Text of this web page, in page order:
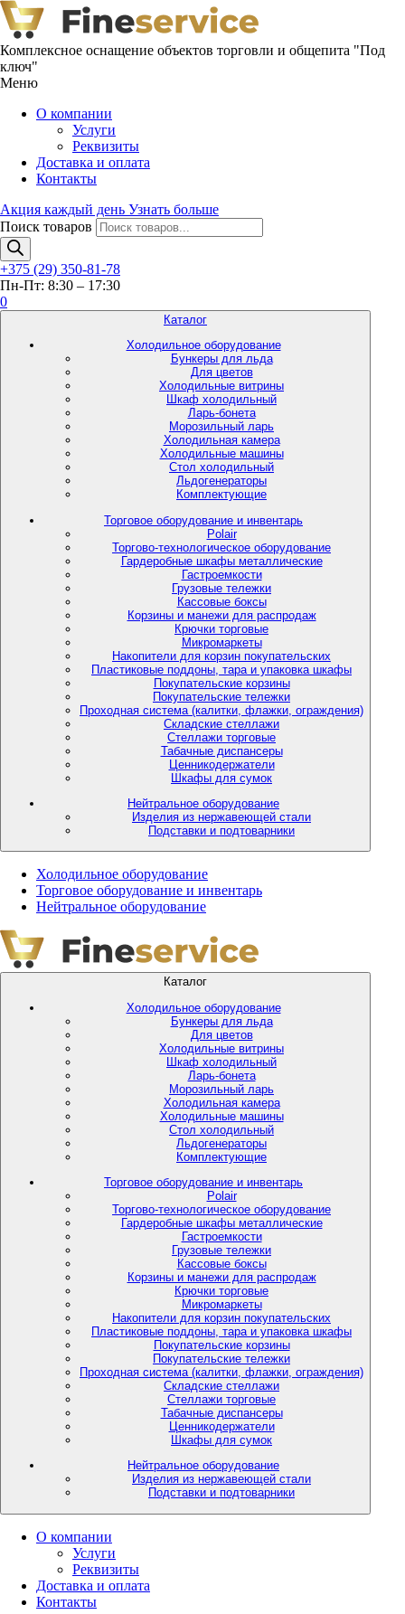
Комплексное оснащение объектов торговли и общепита "Под
ключ"
Меню
О компании
Услуги
Реквизиты
Доставка и оплата
Контакты
Акция каждый день Узнать больше
Поиск товаров
+375 (29) 350-81-78
Пн-Пт: 8:30 – 17:30
0
Каталог
Холодильное оборудование
Бункеры для льда
Для цветов
Холодильные витрины
Шкаф холодильный
Ларь-бонета
Морозильный ларь
Холодильная камера
Холодильные машины
Стол холодильный
Льдогенераторы
Комплектующие
Торговое оборудование и инвентарь
Polair
Торгово-технологическое оборудование
Гардеробные шкафы металлические
Гастроемкости
Грузовые тележки
Кассовые боксы
Корзины и манежи для распродаж
Крючки торговые
Микромаркеты
Накопители для корзин покупательских
Пластиковые поддоны, тара и упаковка шкафы
Покупательские корзины
Покупательские тележки
Проходная система (калитки, флажки, ограждения)
Складские стеллажи
Стеллажи торговые
Табачные диспансеры
Ценникодержатели
Шкафы для сумок
Нейтральное оборудование
Изделия из нержавеющей стали
Подставки и подтоварники
Холодильное оборудование
Торговое оборудование и инвентарь
Нейтральное оборудование
Каталог
Холодильное оборудование
Бункеры для льда
Для цветов
Холодильные витрины
Шкаф холодильный
Ларь-бонета
Морозильный ларь
Холодильная камера
Холодильные машины
Стол холодильный
Льдогенераторы
Комплектующие
Торговое оборудование и инвентарь
Polair
Торгово-технологическое оборудование
Гардеробные шкафы металлические
Гастроемкости
Грузовые тележки
Кассовые боксы
Корзины и манежи для распродаж
Крючки торговые
Микромаркеты
Накопители для корзин покупательских
Пластиковые поддоны, тара и упаковка шкафы
Покупательские корзины
Покупательские тележки
Проходная система (калитки, флажки, ограждения)
Складские стеллажи
Стеллажи торговые
Табачные диспансеры
Ценникодержатели
Шкафы для сумок
Нейтральное оборудование
Изделия из нержавеющей стали
Подставки и подтоварники
О компании
Услуги
Реквизиты
Доставка и оплата
Контакты